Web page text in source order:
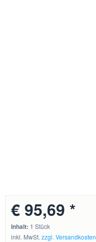
€ 95,69 *
Inhalt: 1 Stück
inkl. MwSt.zzgl. Versandkosten